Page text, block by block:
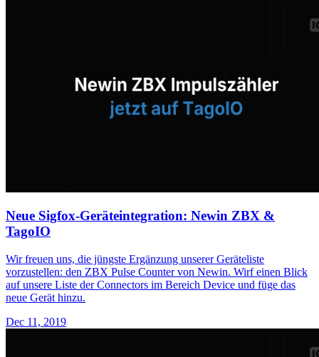
Neue Sigfox-Geräteintegration: Newin ZBX &
TagoIO
Wir freuen uns, die jüngste Ergänzung unserer Geräteliste
vorzustellen: den ZBX Pulse Counter von Newin. Wirf einen Blick
auf unsere Liste der Connectors im Bereich Device und füge das
neue Gerät hinzu.
Dec 11, 2019